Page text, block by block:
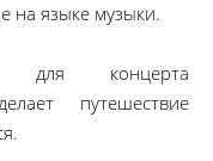
на языке музыки.
для концерта
путешествие